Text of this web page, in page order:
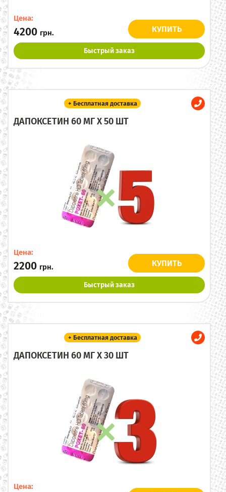
Цена:
4200 грн. КУПИТЬ
Быстрый заказ
+ Бесплатная доставка
ДАПОКСЕТИН 60 МГ X 50 ШТ
Цена:
2200 грн. КУПИТЬ
Быстрый заказ
+ Бесплатная доставка
ДАПОКСЕТИН 60 МГ X 30 ШТ
Цена: